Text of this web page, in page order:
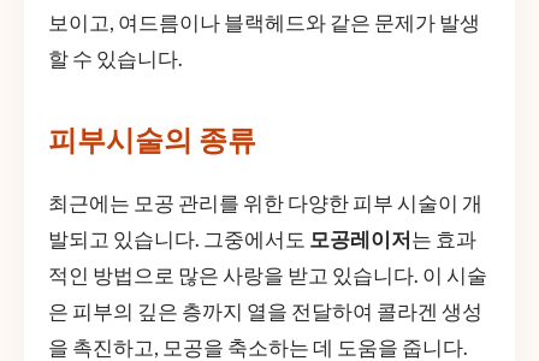
보이고, 여드름이나 블랙헤드와 같은 문제가 발생
할 수 있습니다.
피부시술의 종류
최근에는 모공 관리를 위한 다양한 피부 시술이 개
발되고 있습니다. 그중에서도 모공레이저는 효과
적인 방법으로 많은 사랑을 받고 있습니다. 이 시술
은 피부의 깊은 층까지 열을 전달하여 콜라겐 생성
을 촉진하고, 모공을 축소하는 데 도움을 줍니다.